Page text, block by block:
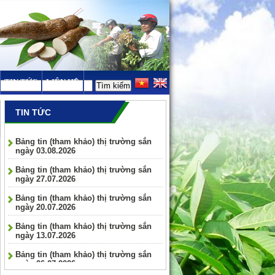
TIN TỨC LIÊN HỆ
TIN TỨC
Bảng tin (tham khảo) thị trường sắn
ngày 03.08.2026
Bảng tin (tham khảo) thị trường sắn
ngày 27.07.2026
Bảng tin (tham khảo) thị trường sắn
ngày 20.07.2026
Bảng tin (tham khảo) thị trường sắn
ngày 13.07.2026
Bảng tin (tham khảo) thị trường sắn
ngày 06.07.2026